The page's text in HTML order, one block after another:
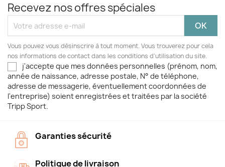
Recevez nos offres spéciales
Vous pouvez vous désinscrire à tout moment. Vous trouverez pour cela
nos informations de contact dans les conditions d'utilisation du site.
j'accepte que mes données personnelles (prénom, nom,
année de naissance, adresse postale, N° de téléphone,
adresse de messagerie, éventuellement coordonnées de
l'entreprise) soient enregistrées et traitées par la société
Tripp Sport.
Garanties sécurité
Politique de livraison